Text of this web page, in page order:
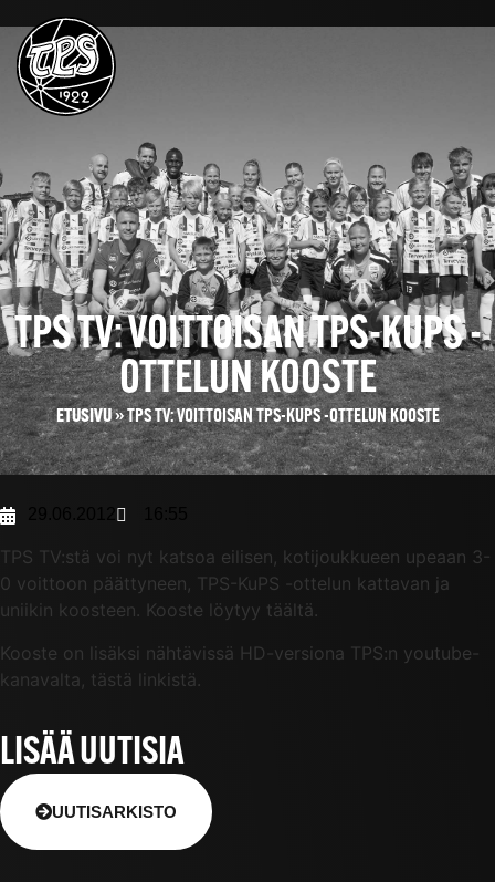
TPS TV: VOITTOISAN TPS-KUPS -
OTTELUN KOOSTE
ETUSIVU»TPS TV: VOITTOISAN TPS-KUPS -OTTELUN KOOSTE
TPS TV:stä voi nyt katsoa eilisen, kotijoukkueen upeaan 3-
0 voittoon päättyneen, TPS-KuPS -ottelun kattavan ja
uniikin koosteen. Kooste löytyy täältä.
Kooste on lisäksi nähtävissä HD-versiona TPS:n youtube-
kanavalta, tästä linkistä.
LISÄÄ UUTISIA
UUTISARKISTO